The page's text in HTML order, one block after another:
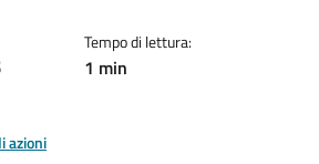
Tempo di lettura:
1 min
azioni